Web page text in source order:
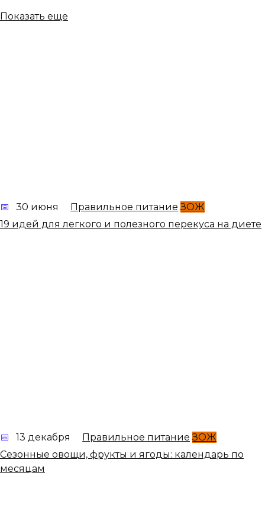
Показать еще
30 июня Правильное питание ЗОЖ
19 идей для легкого и полезного перекуса на диете
13 декабря Правильное питание ЗОЖ
Сезонные овощи, фрукты и ягоды: календарь по
месяцам